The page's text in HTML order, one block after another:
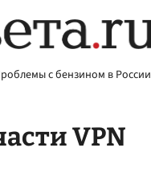
с бензином в России
VPN